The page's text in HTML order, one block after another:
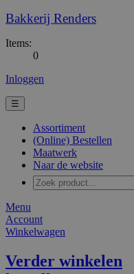
Bakkerij Renders
Items:
0
Inloggen
☰
Assortiment
(Online) Bestellen
Maatwerk
Naar de website
Menu
Account
Winkelwagen
Verder winkelen